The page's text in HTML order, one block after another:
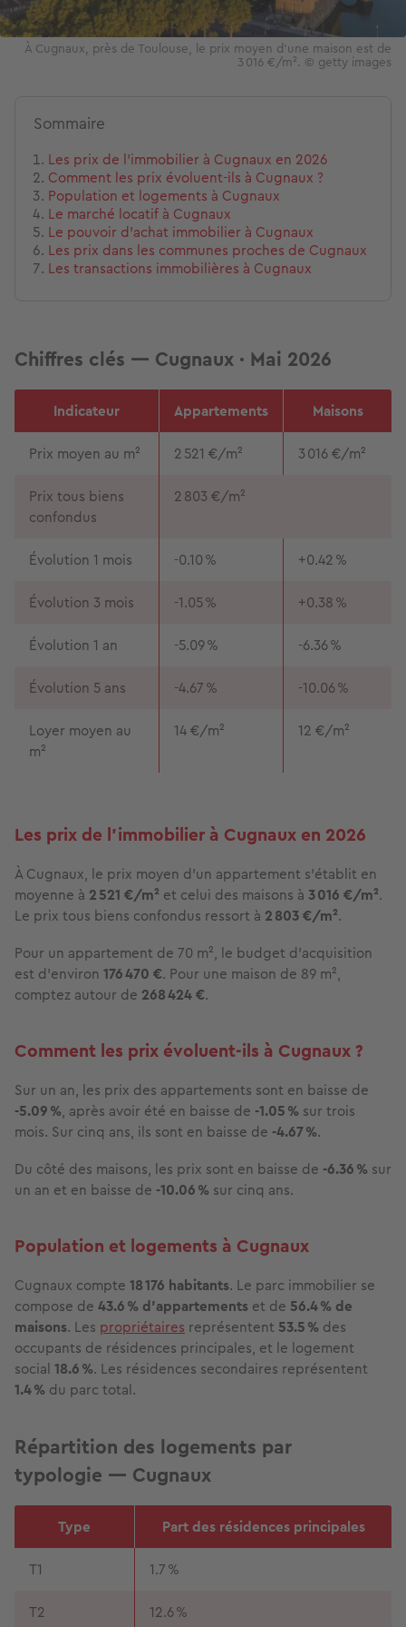
À Cugnaux, près de Toulouse, le prix moyen d'une maison est de
3 016 €/m². © getty images
Sommaire
Les prix de l'immobilier à Cugnaux en 2026
Comment les prix évoluent-ils à Cugnaux ?
Population et logements à Cugnaux
Le marché locatif à Cugnaux
Le pouvoir d'achat immobilier à Cugnaux
Les prix dans les communes proches de Cugnaux
Les transactions immobilières à Cugnaux
Chiffres clés — Cugnaux · Mai 2026
Indicateur Appartements Maisons
Prix moyen au m² 2 521 €/m² 3 016 €/m²
Prix tous biens
confondus
2 803 €/m²
Évolution 1 mois -0.10 % +0.42 %
Évolution 3 mois -1.05 % +0.38 %
Évolution 1 an -5.09 % -6.36 %
Évolution 5 ans -4.67 % -10.06 %
Loyer moyen au
m²
14 €/m² 12 €/m²
Les prix de l'immobilier à Cugnaux en 2026
À Cugnaux, le prix moyen d'un appartement s'établit en
moyenne à 2 521 €/m² et celui des maisons à 3 016 €/m².
Le prix tous biens confondus ressort à 2 803 €/m².
Pour un appartement de 70 m², le budget d'acquisition
est d'environ 176 470 €. Pour une maison de 89 m²,
comptez autour de 268 424 €.
Comment les prix évoluent-ils à Cugnaux ?
Sur un an, les prix des appartements sont en baisse de
-5.09 %, après avoir été en baisse de -1.05 % sur trois
mois. Sur cinq ans, ils sont en baisse de -4.67 %.
Du côté des maisons, les prix sont en baisse de -6.36 % sur
un an et en baisse de -10.06 % sur cinq ans.
Population et logements à Cugnaux
Cugnaux compte 18 176 habitants. Le parc immobilier se
compose de 43.6 % d'appartements et de 56.4 % de
maisons. Les propriétaires représentent 53.5 % des
occupants de résidences principales, et le logement
social 18.6 %. Les résidences secondaires représentent
1.4 % du parc total.
Répartition des logements par
typologie — Cugnaux
Type Part des résidences principales
T1 1.7 %
T2 12.6 %